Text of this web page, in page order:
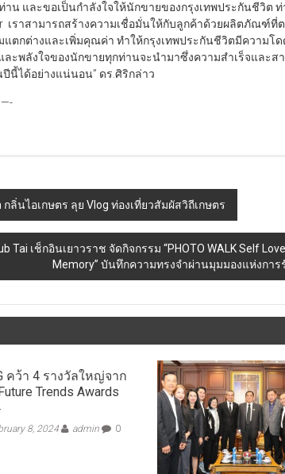
น และขอเป็นกำลังใจให้นักขายของกรุงเทพประกันชีวิต ท่
เราสามารถสร้างความเชื่อมั่นให้กับลูกค้าด้วยผลิตภัณฑ์ที่
ตกต่างและเพิ่มคุณค่า ทำให้กรุงเทพประกันชีวิตมีความโ
ะพลังใจของนักขายทุกท่านจะนำมาซึ่งความสำเร็จและส
ปีนี้ได้อย่างแน่นอน” ดร.ศิริกล่าว
นไอเกษตร ลุย Vlog ท่องเที่ยวสัมผัสวิถีเกษตร
Tai เช็กอินเยาวราช จัดกิจกรรม “PHOTO WALK Self
Memory” บันทึกความทรงจำผ่านมุมมองแห่งการ
คว้า 4 รางวัลใหญ่จาก
Trends Awards
8, 2024 admin 0